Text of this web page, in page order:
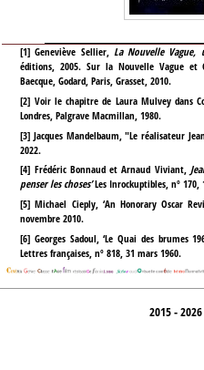
[1]Geneviève Sellier, La Nouvelle Vague,
éditions, 2005. Sur la Nouvelle Vague et
Baecque, Godard, Paris, Grasset, 2010.
[2] Voir le chapitre de Laura Mulvey dans
Londres, Palgrave Macmillan, 1980.
[3] Jacques Mandelbaum, "Le réalisateur
2022.
[4] Frédéric Bonnaud et Arnaud Viviant,
penser les choses’Les Inrockuptibles, nº 170,
[5]Michael Cieply, ‘An Honorary Oscar
novembre 2010.
[6] Georges Sadoul, ‘Le Quai des brumes
Lettres françaises, nº 818, 31 mars 1960.
2015 -